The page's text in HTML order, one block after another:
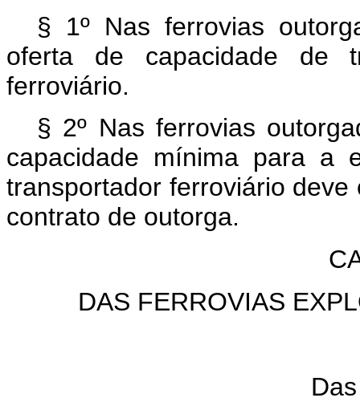
§ 1º Nas ferrovias
oferta de capacidade de
ferroviário.
§ 2º Nas ferrovias
capacidade mínima para a
transportador ferroviário
contrato de outorga.
DAS FERROVIAS